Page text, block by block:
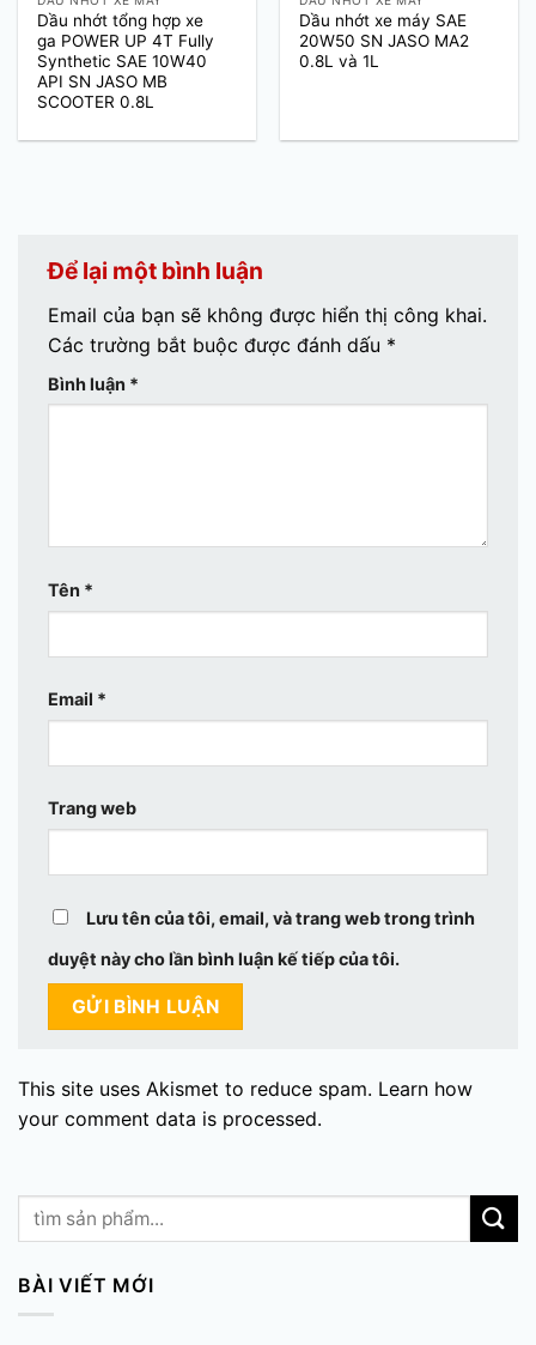
Dầu nhớt tổng hợp xe
ga POWER UP 4T Fully
Synthetic SAE 10W40
API SN JASO MB
SCOOTER 0.8L
Dầu nhớt xe máy SAE
20W50 SN JASO MA2
0.8L và 1L
Để lại một bình luận
Email của bạn sẽ không được hiển thị công khai.
Các trường bắt buộc được đánh dấu *
Bình luận *
Tên *
Email *
Trang web
Lưu tên của tôi, email, và trang web trong trình
duyệt này cho lần bình luận kế tiếp của tôi.
This site uses Akismet to reduce spam. Learn how
your comment data is processed.
BÀI VIẾT MỚI